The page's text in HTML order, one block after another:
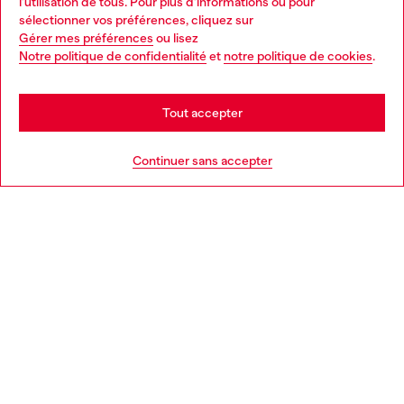
sélectionner vos préférences, cliquez sur
Gérer mes préférences ou lisez
Notre politique de confidentialitéet notre politique de cookies.
Continuer sans accepter
Tout accepter
En savoir plus
Choose your location
You are currently browsing France website, but it seems you
may be based in United States